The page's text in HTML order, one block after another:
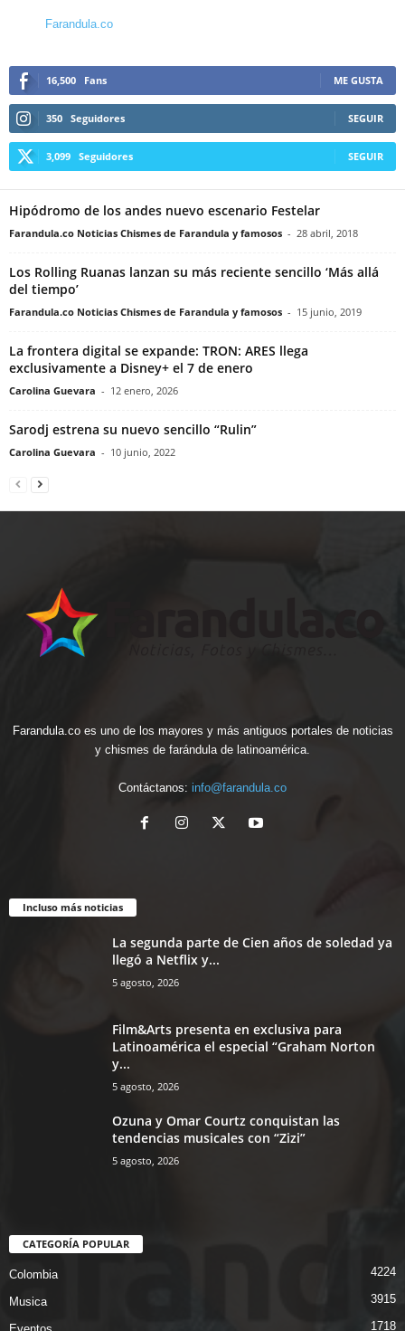
Farandula.co
16,500 Fans ME GUSTA
350 Seguidores SEGUIR
3,099 Seguidores SEGUIR
Hipódromo de los andes nuevo escenario Festelar
Farandula.co Noticias Chismes de Farandula y famosos - 28 abril, 2018
Los Rolling Ruanas lanzan su más reciente sencillo ‘Más allá
del tiempo’
Farandula.co Noticias Chismes de Farandula y famosos - 15 junio, 2019
La frontera digital se expande: TRON: ARES llega
exclusivamente a Disney+ el 7 de enero
Carolina Guevara - 12 enero, 2026
Sarodj estrena su nuevo sencillo “Rulin”
Carolina Guevara - 10 junio, 2022
Farandula.co es uno de los mayores y más antiguos portales de noticias
y chismes de farándula de latinoamérica.
Contáctanos: info@farandula.co
Incluso más noticias
La segunda parte de Cien años de soledad ya
llegó a Netflix y...
5 agosto, 2026
Film&Arts presenta en exclusiva para
Latinoamérica el especial “Graham Norton
y...
5 agosto, 2026
Ozuna y Omar Courtz conquistan las
tendencias musicales con “Zizi”
5 agosto, 2026
CATEGORÍA POPULAR
Colombia 4224
Musica 3915
1718